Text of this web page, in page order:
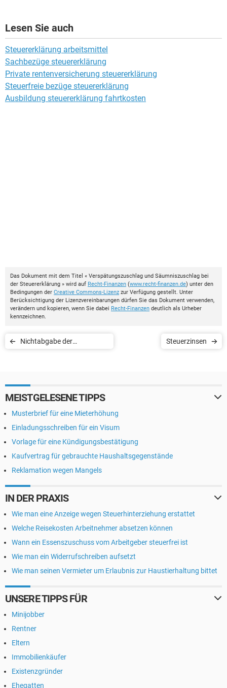
Lesen Sie auch
Steuererklärung arbeitsmittel
Sachbezüge steuererklärung
Private rentenversicherung steuererklärung
Steuerfreie bezüge steuererklärung
Ausbildung steuererklärung fahrtkosten
Das Dokument mit dem Titel « Verspätungszuschlag und Säumniszuschlag bei
der Steuererklärung » wird auf Recht-Finanzen (www.recht-finanzen.de) unter den
Bedingungen der Creative Commons-Lizenz zur Verfügung gestellt. Unter
Berücksichtigung der Lizenzvereinbarungen dürfen Sie das Dokument verwenden,
verändern und kopieren, wenn Sie dabei Recht-Finanzen deutlich als Urheber
kennzeichnen.
Nichtabgabe der
Steuerzinsen
MEISTGELESENE TIPPS
Musterbrief für eine Mieterhöhung
Einladungsschreiben für ein Visum
Vorlage für eine Kündigungsbestätigung
Kaufvertrag für gebrauchte Haushaltsgegenstände
Reklamation wegen Mangels
IN DER PRAXIS
Wie man eine Anzeige wegen Steuerhinterziehung erstattet
Welche Reisekosten Arbeitnehmer absetzen können
Wann ein Essenszuschuss vom Arbeitgeber steuerfrei ist
Wie man ein Widerrufschreiben aufsetzt
Wie man seinen Vermieter um Erlaubnis zur Haustierhaltung bittet
UNSERE TIPPS FÜR
Minijobber
Rentner
Eltern
Immobilienkäufer
Existenzgründer
Ehegatten